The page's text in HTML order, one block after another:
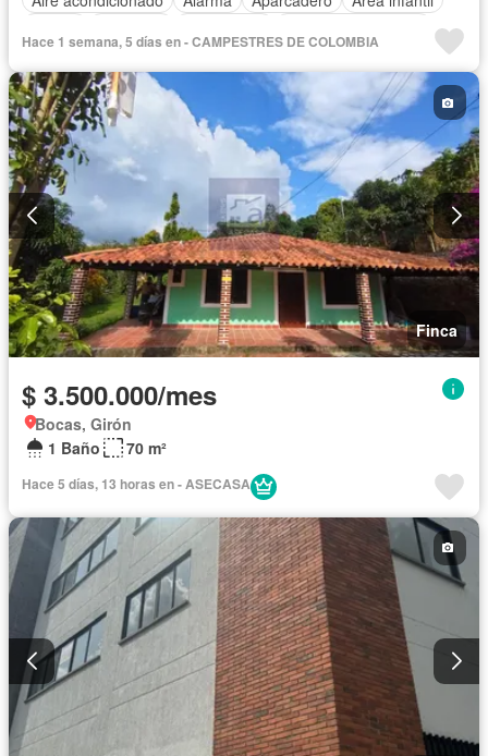
Chimenea
Cocina amoblada
Cocina integral
Cuarto de servicio
Electricidad
Gas natural
Gimnasio
Internet Jacuzzi Jardín Estudio
Patio
Piscina
Vigilante Sauna
Seguridad privada
Tanque de agua
Vista panorámica
Wifi
Permite mascotas
Permite niños Solo familias
Hace 1 semana, 5 días en - CAMPESTRES DE COLOMBIA
Finca
$ 3.500.000/mes
Bocas, Girón
1 Baño
70 m²
Hace 5 días, 13 horas en - ASECASA